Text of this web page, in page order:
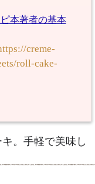
本著者の基本
creme-
roll-cake-